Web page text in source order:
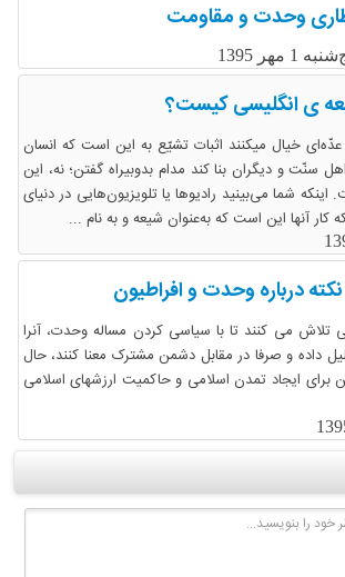
وحدت و مقاومت
1 مهر 1395
ی انگلیسی کیست؟
خیال میکنند اثبات تشیّع به این است که انسان
سنّت و دیگران بنا کند مدام بدوبیراه گفتن؛ نه، این
شما می‌بینید رادیوها یا تلویزیون‌هایی در دنیای
کار آنها این است که به‌عنوان شیعه و به نام ...
درباره وحدت و افراطیون
تلاش می کنند تا با سیاسی کردن مساله وحدت، آنرا
داده و صرفا در مقابل دشمن مشترک معنا کنند، حال
برای ایجاد تمدن اسلامی و حاکمیت ارزشهای اسلامی